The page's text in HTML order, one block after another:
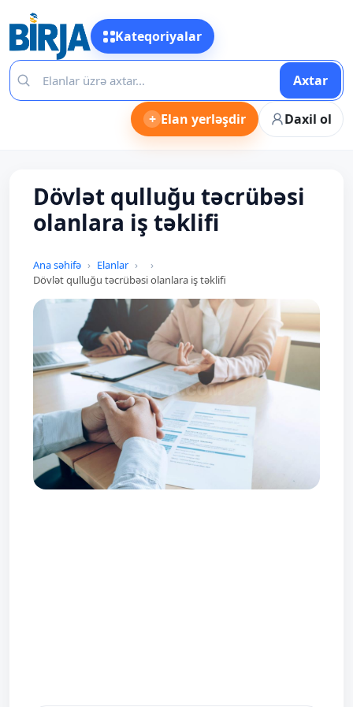
Kateqoriyalar
Axtar
+ Elan yerləşdir Daxil ol
Dövlət qulluğu təcrübəsi
olanlara iş təklifi
Ana səhifə
Elanlar
Dövlət qulluğu təcrübəsi olanlara iş təklifi